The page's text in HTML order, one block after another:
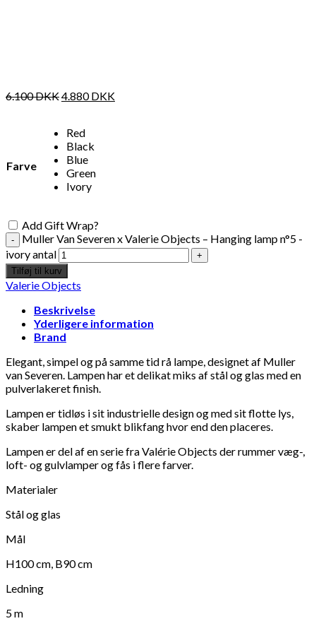
6.100DKK4.880DKK
Farve
Red
Black
Blue
Green
Ivory
Add Gift Wrap?
Muller Van Severen x Valerie Objects – Hanging lamp n°5 -
ivory antal
Tilføj til kurv
Valerie Objects
Beskrivelse
Yderligere information
Brand
Elegant, simpel og på samme tid rå lampe, designet af Muller
van Severen. Lampen har et delikat miks af stål og glas med en
pulverlakeret finish.
Lampen er tidløs i sit industrielle design og med sit flotte lys,
skaber lampen et smukt blikfang hvor end den placeres.
Lampen er del af en serie fra Valérie Objects der rummer væg-,
loft- og gulvlamper og fås i flere farver.
Materialer
Stål og glas
Mål
H100 cm, B90 cm
Ledning
5 m